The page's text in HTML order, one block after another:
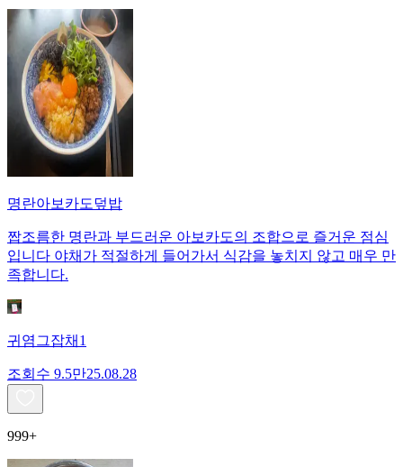
명란아보카도덮밥
짭조름한 명란과 부드러운 아보카도의 조합으로 즐거운 점심
입니다 야채가 적절하게 들어가서 식감을 놓치지 않고 매우 만
족합니다.
귀염그잡채1
조회수 9.5만25.08.28
999+